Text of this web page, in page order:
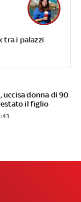
tra i palazzi
uccisa donna di 90
il figlio